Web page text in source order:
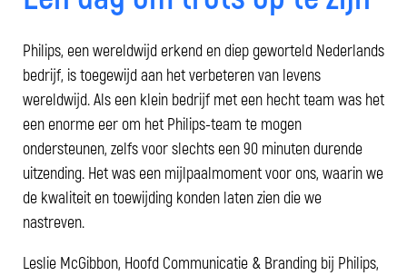
Philips, een wereldwijd erkend en diep geworteld Nederlands
bedrijf, is toegewijd aan het verbeteren van levens
wereldwijd. Als een klein bedrijf met een hecht team was het
een enorme eer om het Philips-team te mogen
ondersteunen, zelfs voor slechts een 90 minuten durende
uitzending. Het was een mijlpaalmoment voor ons, waarin we
de kwaliteit en toewijding konden laten zien die we
nastreven.
Leslie McGibbon, Hoofd Communicatie & Branding bij Philips,